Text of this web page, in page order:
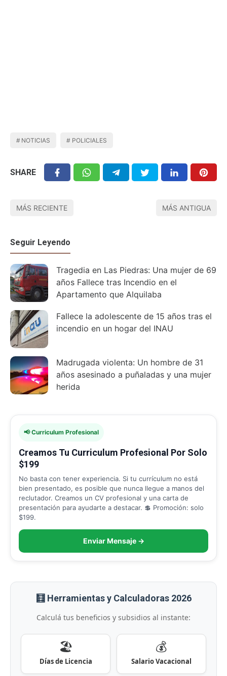
NOTICIAS POLICIALES
SHARE
MÁS RECIENTE MÁS ANTIGUA
Seguir Leyendo
Tragedia en Las Piedras: Una mujer de 69
años Fallece tras Incendio en el
Apartamento que Alquilaba
Fallece la adolescente de 15 años tras el
incendio en un hogar del INAU
Madrugada violenta: Un hombre de 31
años asesinado a puñaladas y una mujer
herida
📢 Curriculum Profesional
Creamos Tu Curriculum Profesional Por Solo
$199
No basta con tener experiencia. Si tu currículum no está
bien presentado, es posible que nunca llegue a manos del
reclutador. Creamos un CV profesional y una carta de
presentación para ayudarte a destacar. 💲 Promoción: solo
$199.
Enviar Mensaje →
🧮 Herramientas y Calculadoras 2026
Calculá tus beneficios y subsidios al instante:
🏖️
Días de Licencia
💰
Salario Vacacional